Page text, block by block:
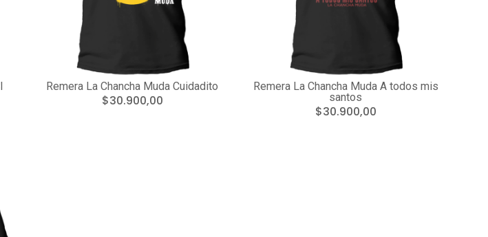
Remera La Chancha Muda Cuidadito
$30.900,00
Remera La Chancha Muda A todos mis
santos
$30.900,00